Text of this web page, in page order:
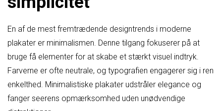
En af de mest fremtrædende designtrends i moderne
plakater er minimalismen. Denne tilgang fokuserer på at
bruge få elementer for at skabe et stærkt visuel indtryk.
Farverne er ofte neutrale, og typografien engagerer sig i ren
enkelthed. Minimalistiske plakater udstråler elegance og
fanger seerens opmærksomhed uden unødvendige